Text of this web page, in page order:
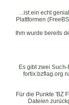
...ist ein echt
Plattformen
Ihm wurde bereits
Es gibt zwei Such-
fortix.bzflag.org
Für die Punkte 'BZ
Dateien